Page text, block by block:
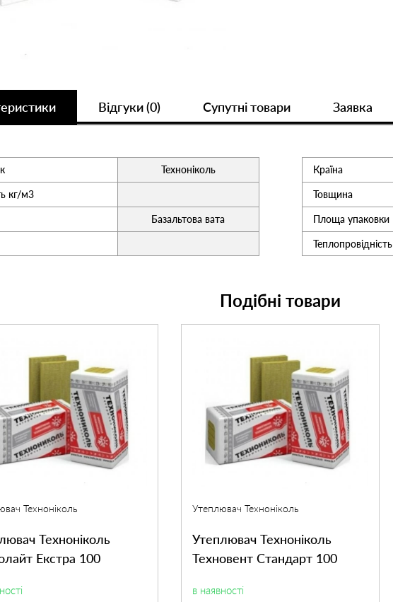
Відгуки (0) Супутні товари Заявка
Техноніколь Країна
кг/м3 Товщина
Базальтова вата Площа упаковки
Теплопровідність
Подібні товари
Техноніколь
Техноніколь
Екстра 100
Утеплювач Техноніколь
Утеплювач Техноніколь
Техновент Стандарт 100
в наявності